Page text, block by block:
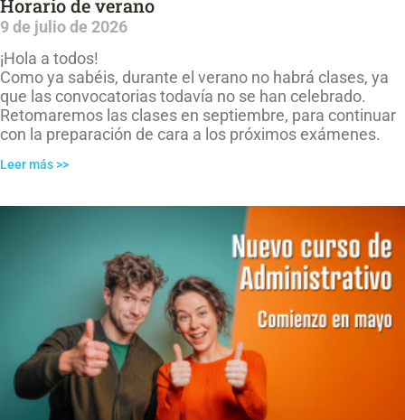
Horario de verano
9 de julio de 2026
¡Hola a todos!
Como ya sabéis, durante el verano no habrá clases, ya
que las convocatorias todavía no se han celebrado.
Retomaremos las clases en septiembre, para continuar
con la preparación de cara a los próximos exámenes.
Leer más >>